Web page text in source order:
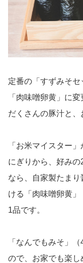
定番の「すずみそ
「肉味噌卵黄」に
だくさんの豚汁と、
「お米マイスター
にぎりから、好み
なら、自家製たま
ける「肉味噌卵黄
1品です。
「なんでもみそ」
ので、お家でも楽し